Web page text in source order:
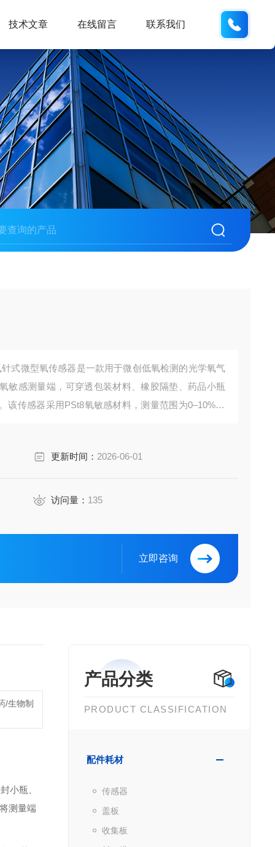
技术文章 在线留言 联系我们
式微型氧传感器是一款用于微创低氧检测的光学氧气
敏感测量端，可穿透包装材料、橡胶隔垫、药品小瓶
该传感器采用PSt8氧敏感材料，测量范围为0–10% O
更新时间： 2026-06-01
访问量： 135
立即咨询
产品分类
PRODUCT CLASSIFICATION
配件耗材
传感器
盖板
收集板
/生物制
小瓶、
测量端